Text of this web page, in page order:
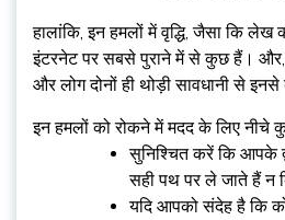
हालांकि, इन हमलों में वृद्धि, जैसा कि
इंटरनेट पर सबसे पुराने में से कुछ हैं। और,
और लोग दोनों ही थोड़ी सावधानी से
इन हमलों को रोकने में मदद के लिए नीचे
सुनिश्चित करें कि आपके
सही पथ पर ले जाते हैं न
यदि आपको संदेह है कि